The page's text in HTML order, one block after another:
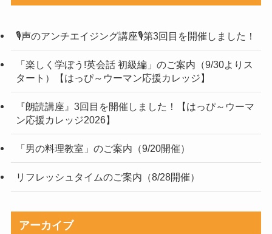
🎙声のアンチエイジング講座🎙第3回目を開催しました！
「楽しく学ぼう!英会話 初級編」のご案内（9/30よりス
タート）【はっぴ～ウーマン応援カレッジ】
『朗読講座』3回目を開催しました！【はっぴ～ウーマ
ン応援カレッジ2026】
「男の料理教室」のご案内（9/20開催）
リフレッシュタイムのご案内（8/28開催）
アーカイブ